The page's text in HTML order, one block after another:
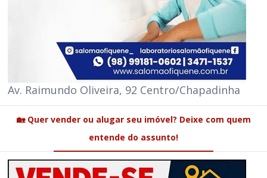
Av. Raimundo Oliveira, 92 Centro/Chapadinha
🏡 Quer vender ou alugar seu imóvel? Deixe com quem
entende do assunto!